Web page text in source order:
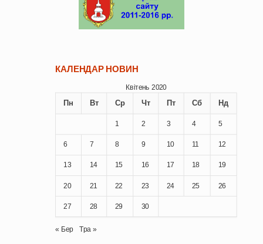
КАЛЕНДАР НОВИН
Квітень 2020
Пн Вт Ср Чт Пт Сб Нд
1 2 3 4 5
6 7 8 9 10 11 12
13 14 15 16 17 18 19
20 21 22 23 24 25 26
27 28 29 30
« Бер Тра »